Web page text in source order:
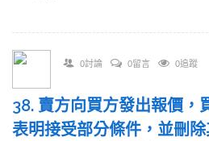
0討論 0留言 0追蹤
38. 賣方向買方發出報價，
表明接受部分條件，並刪